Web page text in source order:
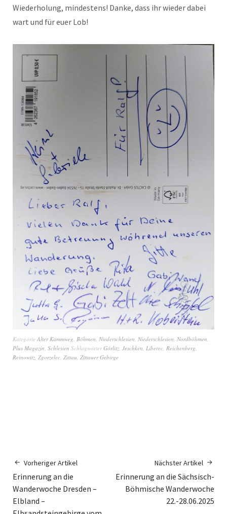
Wiederholung, mindestens! Danke, dass ihr wieder dabei
wart und für euer Lob!
Kategorie Alter Kammweg, Böhmen, Niederschlesien, Niederschlesien, Nordböhmen,
Plus Magazin, Schlesien SchlagwörterGörlitz, Jeschken, Liberec, Reichenberg,
Reinowitz, Zgorzelec, Zittau, Zittauer Gebirge
Vorheriger Artikel
Erinnerung an die
Wanderwoche Dresden –
Elbland –
Nächster Artikel
Erinnerung an die Sächsisch-
Böhmische Wanderwoche
22.-28.06.2025